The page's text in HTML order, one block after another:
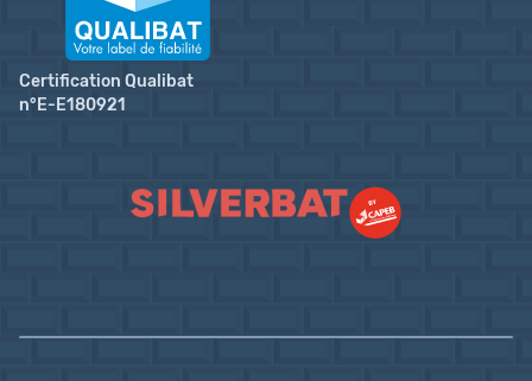
Certification Qualibat
n°E-E180921